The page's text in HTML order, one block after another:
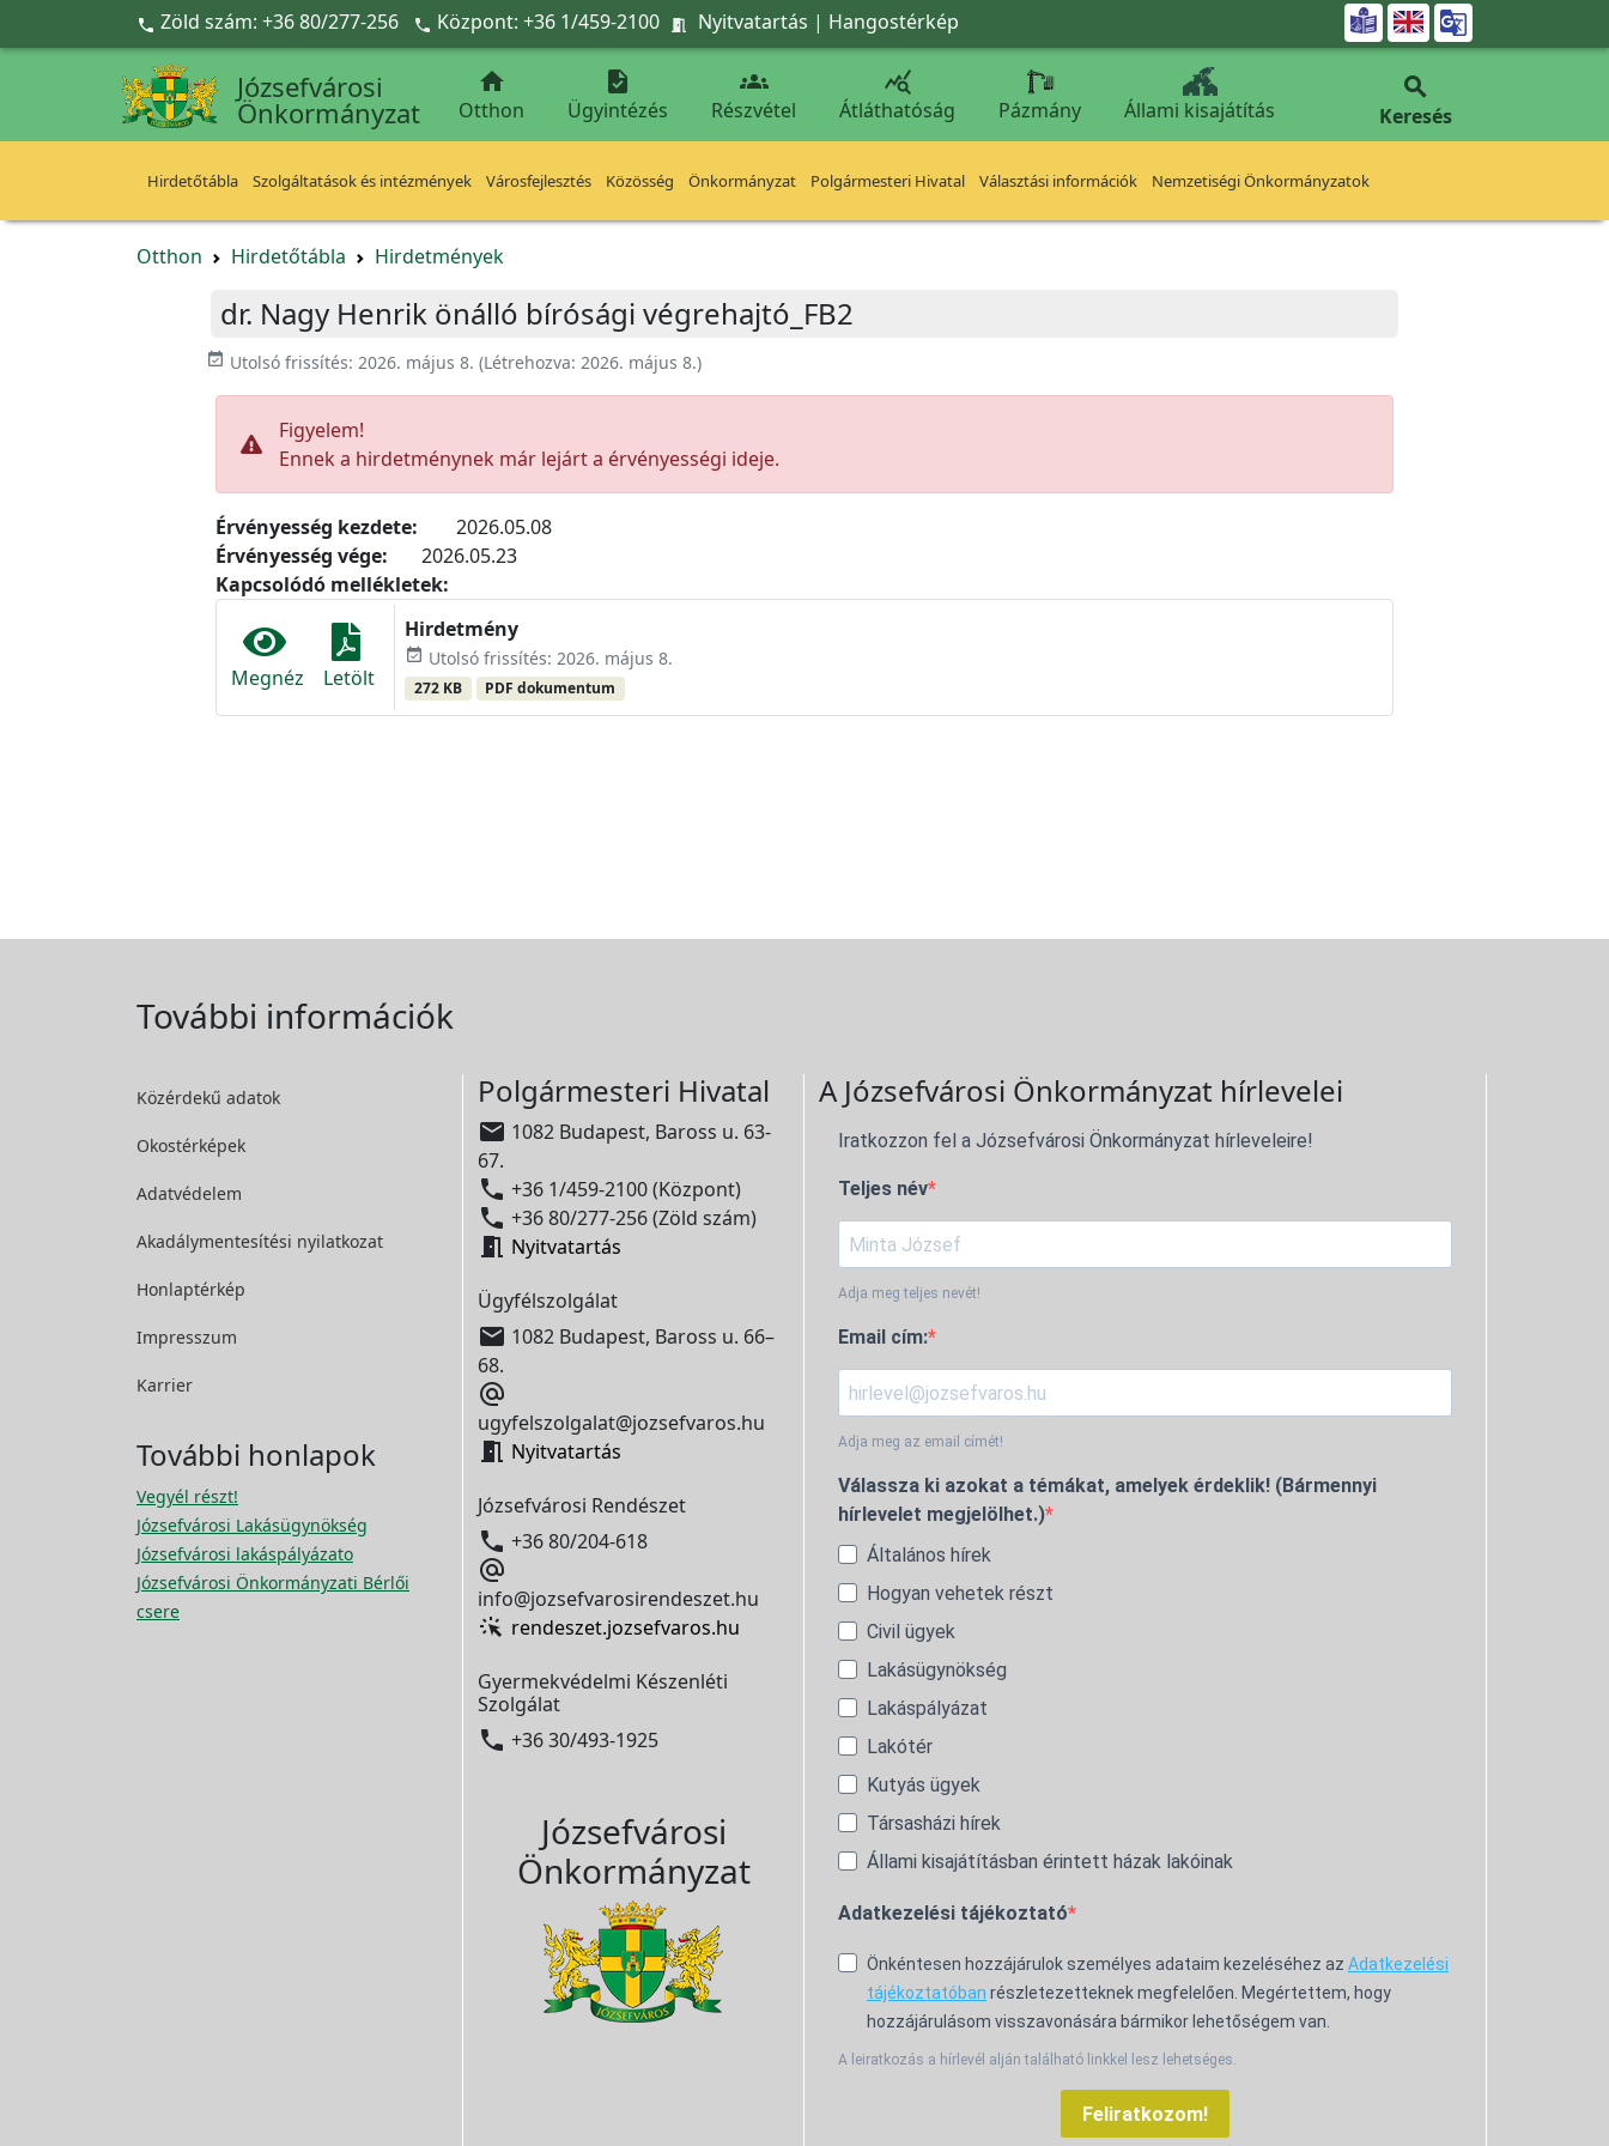
Ugrás a fő tartalomra
 Zöld szám: +36 80/277-256  Központ: +36 1/459-2100  Nyitvatartás | Hangostérkép 
Józsefvárosi
Önkormányzat

Otthon

Ügyintézés

Részvétel

Átláthatóság Pázmány Állami kisajátítás

Keresés
Hirdetőtábla Szolgáltatások és intézmények Városfejlesztés Közösség Önkormányzat Polgármesteri Hivatal Választási információk Nemzetiségi Önkormányzatok
Otthon Hirdetőtábla Hirdetmények
dr. Nagy Henrik önálló bírósági végrehajtó_FB2
event_available Utolsó frissítés: 2026. május 8. (Létrehozva: 2026. május 8.)
Figyelem!
Ennek a hirdetménynek már lejárt a érvényességi ideje.
Érvényesség kezdete:
2026.05.08
Érvényesség vége:
2026.05.23
Kapcsolódó mellékletek:
Megnéz Letölt
Hirdetmény
event_available Utolsó frissítés: 2026. május 8.
272 KB PDF dokumentum
További információk
Közérdekű adatok
Okostérképek
Adatvédelem
Akadálymentesítési nyilatkozat
Honlaptérkép
Impresszum
Karrier
További honlapok
Vegyél részt!
Józsefvárosi Lakásügynökség
Józsefvárosi lakáspályázato
Józsefvárosi Önkormányzati Bérlői
csere
Polgármesteri Hivatal
 1082 Budapest, Baross u. 63-
67.
 +36 1/459-2100 (Központ)
 +36 80/277-256 (Zöld szám)
 Nyitvatartás
Ügyfélszolgálat
 1082 Budapest, Baross u. 66–
68.

ugyfelszolgalat@jozsefvaros.hu
 Nyitvatartás
Józsefvárosi Rendészet
 +36 80/204-618

info@jozsefvarosirendeszet.hu
rendeszet.jozsefvaros.hu
Gyermekvédelmi Készenléti
Szolgálat
 +36 30/493-1925
Józsefvárosi
Önkormányzat
A Józsefvárosi Önkormányzat hírlevelei
Iratkozzon fel a Józsefvárosi Önkormányzat hírleveleire!
Teljes név
Adja meg teljes nevét!
Email cím:
Adja meg az email címét!
Válassza ki azokat a témákat, amelyek érdeklik! (Bármennyi
hírlevelet megjelölhet.)
Általános hírek
Hogyan vehetek részt
Civil ügyek
Lakásügynökség
Lakáspályázat
Lakótér
Kutyás ügyek
Társasházi hírek
Állami kisajátításban érintett házak lakóinak
Adatkezelési tájékoztató
Önkéntesen hozzájárulok személyes adataim kezeléséhez az Adatkezelési
tájékoztatóban részletezetteknek megfelelően. Megértettem, hogy
hozzájárulásom visszavonására bármikor lehetőségem van.
A leiratkozás a hírlevél alján található linkkel lesz lehetséges.
Feliratkozom!